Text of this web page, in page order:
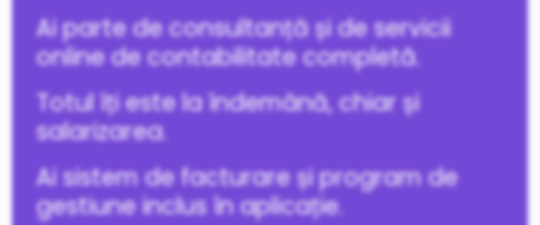
Ai parte de consultanță și de servicii
online de contabilitate completă.
Totul îți este la îndemână, chiar și
salarizarea.
Ai sistem de facturare și program de
gestiune inclus în aplicație.